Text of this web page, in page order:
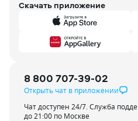
Скачать приложение
8 800 707-39-02
Открыть чат в приложении
Чат доступен 24/7. Служба
до 21:00 по Москве